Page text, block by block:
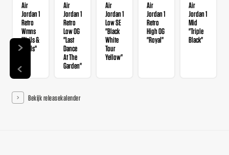
Air
Jordan 1
Retro
Wmns
"Nails &
Grails"
Air
Jordan 1
Retro
Low OG
"Last
Dance
At The
Garden"
Air
Jordan 1
Low SE
"Black
White
Tour
Yellow"
Air
Jordan 1
Retro
High OG
"Royal"
Air
Jordan 1
Mid
"Triple
Black"
Bekijk releasekalender